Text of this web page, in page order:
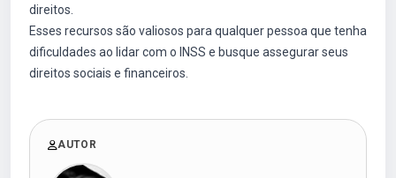
direitos.
Esses recursos são valiosos para qualquer pessoa que tenha
dificuldades ao lidar com o INSS e busque assegurar seus
direitos sociais e financeiros.
AUTOR